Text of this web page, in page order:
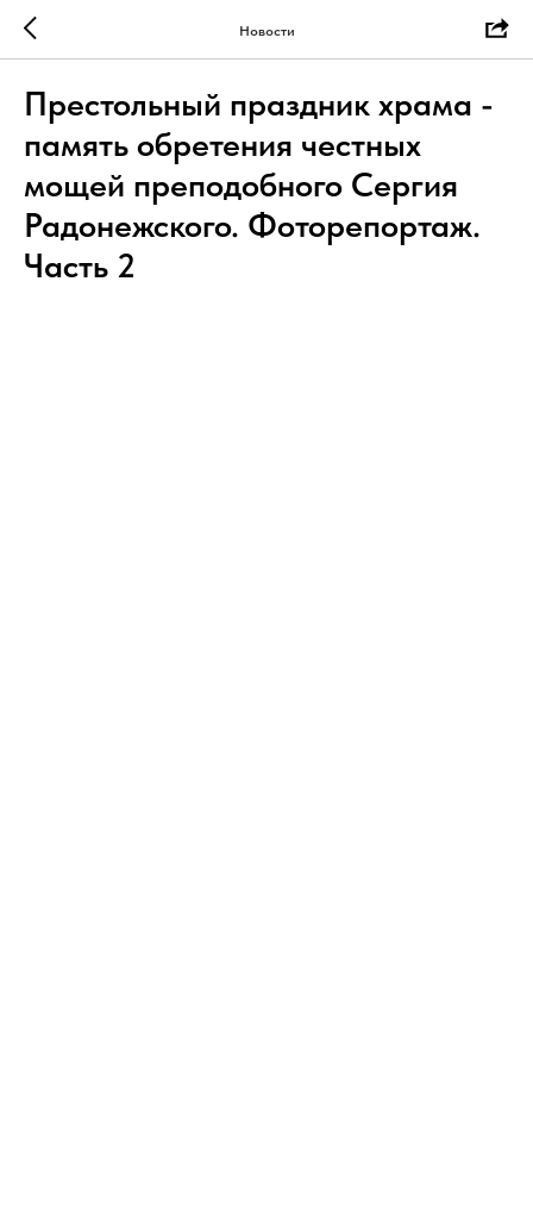
Новости
Престольный праздник храма -
память обретения честных
мощей преподобного Сергия
Радонежского. Фоторепортаж.
Часть 2